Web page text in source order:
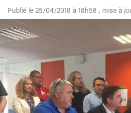
Publié le 25/04/2018 à 18h58 , mise à